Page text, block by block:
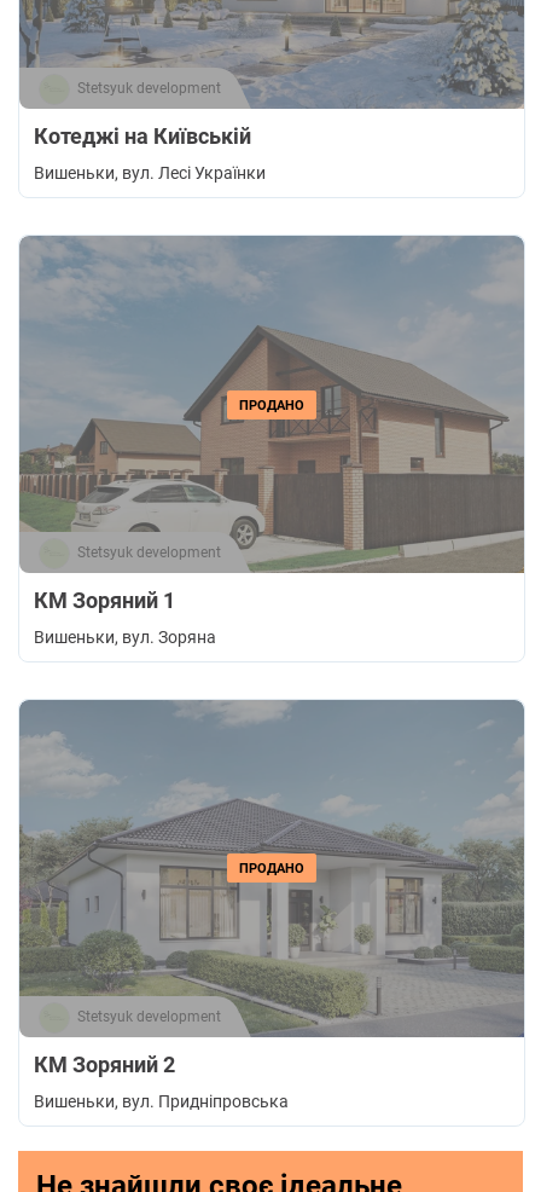
Stetsyuk development
Котеджі на Київській
Вишеньки, вул. Лесі Українки
ПРОДАНО
Stetsyuk development
КМ Зоряний 1
Вишеньки, вул. Зоряна
ПРОДАНО
Stetsyuk development
КМ Зоряний 2
Вишеньки, вул. Придніпровська